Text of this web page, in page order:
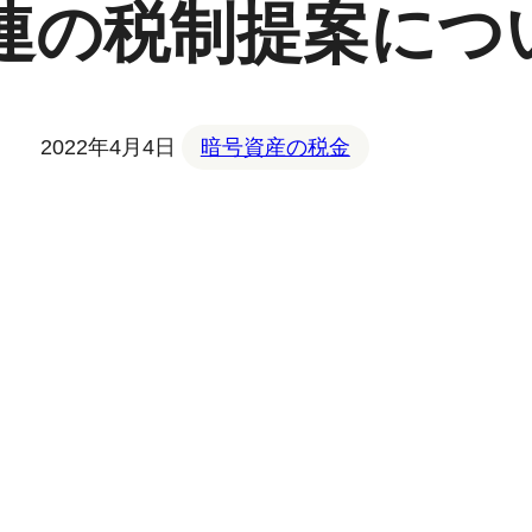
の税制提案につ
2022年4月4日 暗号資産の税金